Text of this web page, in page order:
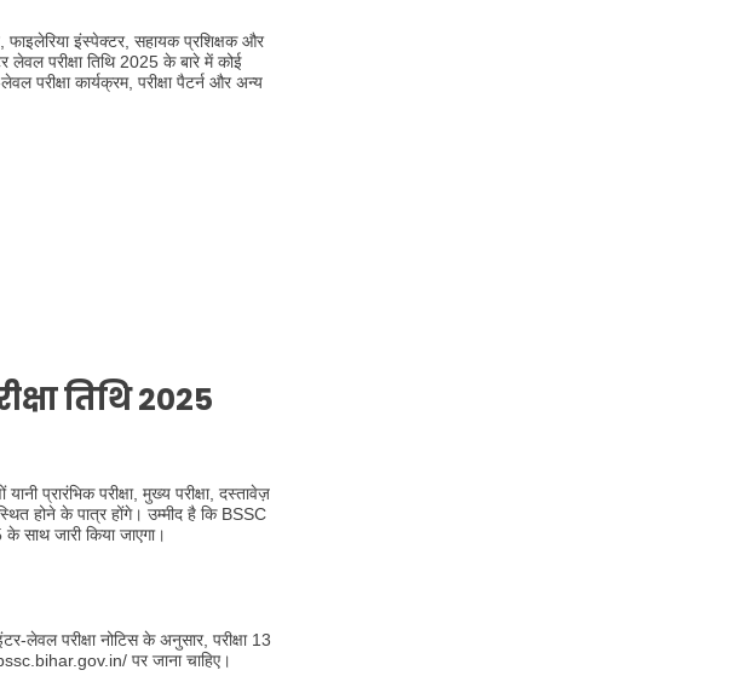
फाइलेरिया इंस्पेक्टर, सहायक प्रशिक्षक और
परीक्षा तिथि 2025 के बारे में कोई
परीक्षा कार्यक्रम, परीक्षा पैटर्न और अन्य
तिथि 2025
प्रारंभिक परीक्षा, मुख्य परीक्षा, दस्तावेज़
होने के पात्र होंगे। उम्मीद है कि BSSC
साथ जारी किया जाएगा।
लेवल परीक्षा नोटिस के अनुसार, परीक्षा 13
पर जाना चाहिए।